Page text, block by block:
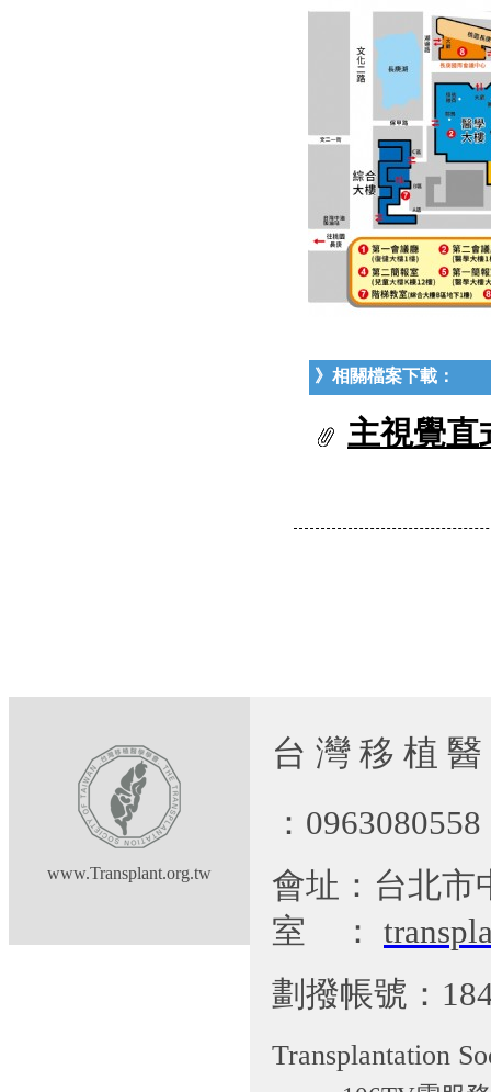
》相關檔案下載：
主視覺直
www.Transplant.org.tw
台 灣 移 植
：
會址：台北市
室
：
劃撥帳號：
Transplantation